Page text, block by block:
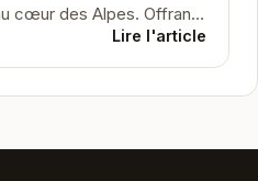
cœur des Alpes. Offrant
Lire l'article